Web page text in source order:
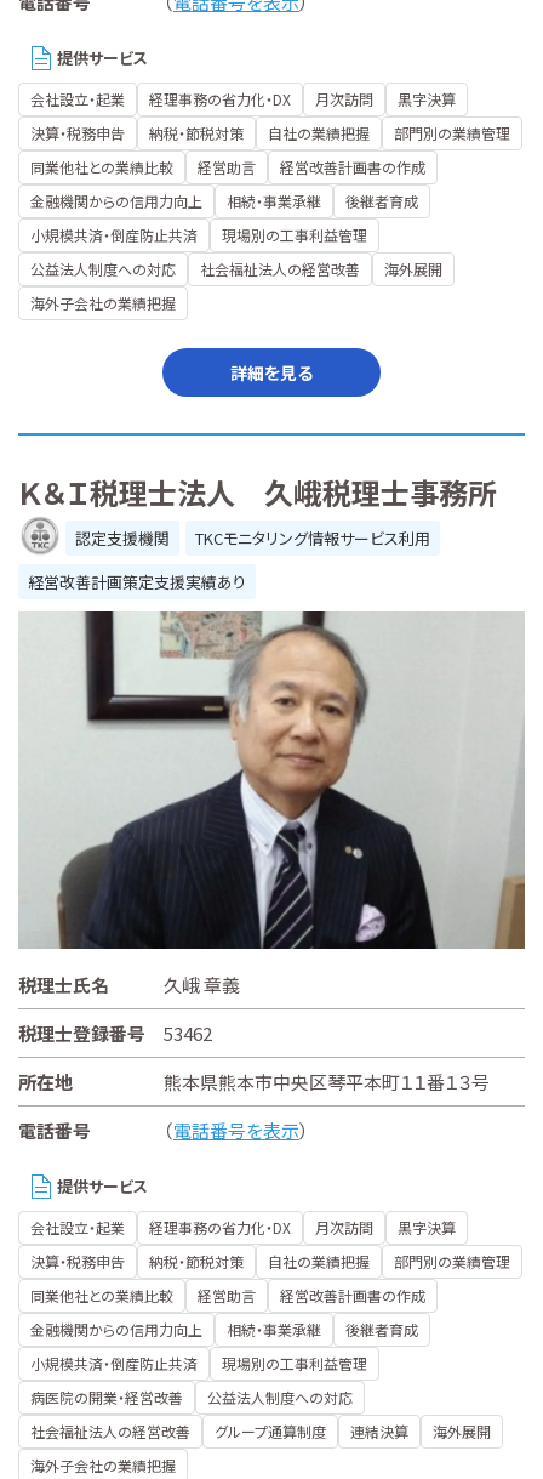
提供サービス
会社設立・起業 経理事務の省力化・DX 月次訪問
黒字決算
決算・税務申告
納税・節税対策 自社の業績把握
部門別の業績管理
同業他社との業績比較
経営助言
経営改善計画書の作成
金融機関からの信用力向上
相続・事業承継
後継者育成
小規模共済・倒産防止共済
現場別の工事利益管理
公益法人制度への対応
社会福祉法人の経営改善
海外展開
海外子会社の業績把握
詳細を見る
Ｋ＆Ｉ税理士法人 久峨税理士事務所
認定支援機関
TKCモニタリング情報サービス利用
経営改善計画策定支援実績あり
税理士氏名
久峨 章義
税理士登録番号
53462
所在地
熊本県熊本市中央区琴平本町１１番１３号
電話番号
（電話番号を表示）
提供サービス
会社設立・起業 経理事務の省力化・DX 月次訪問
黒字決算
決算・税務申告
納税・節税対策 自社の業績把握
部門別の業績管理
同業他社との業績比較
経営助言
経営改善計画書の作成
金融機関からの信用力向上
相続・事業承継
後継者育成
小規模共済・倒産防止共済
現場別の工事利益管理
病医院の開業・経営改善
公益法人制度への対応
社会福祉法人の経営改善
グループ通算制度 連結決算
海外展開
海外子会社の業績把握